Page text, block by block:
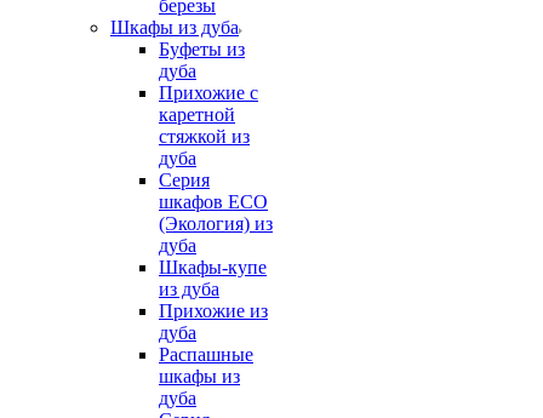
березы
Шкафы из дуба
Буфеты из
дуба
Прихожие с
каретной
стяжкой из
дуба
Серия
шкафов ECO
(Экология) из
дуба
Шкафы-купе
из дуба
Прихожие из
дуба
Распашные
шкафы из
дуба